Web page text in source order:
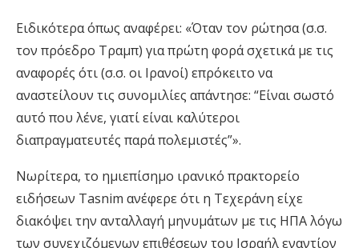
Ειδικότερα όπως αναφέρει: «Όταν τον ρώτησα (σ.σ.
τον πρόεδρο Τραμπ) για πρώτη φορά σχετικά με τις
αναφορές ότι (σ.σ. οι Ιρανοί) επρόκειτο να
αναστείλουν τις συνομιλίες απάντησε: “Είναι σωστό
αυτό που λένε, γιατί είναι καλύτεροι
διαπραγματευτές παρά πολεμιστές”».
Νωρίτερα, το ημιεπίσημο ιρανικό πρακτορείο
ειδήσεων Tasnim ανέφερε ότι η Τεχεράνη είχε
διακόψει την ανταλλαγή μηνυμάτων με τις ΗΠΑ λόγω
των συνεχιζόμενων επιθέσεων του Ισραήλ εναντίον